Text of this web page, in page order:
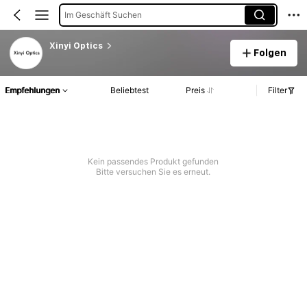
Im Geschäft Suchen
Xinyi Optics
Folgen
Empfehlungen Beliebtest Preis Filter
Kein passendes Produkt gefunden
Bitte versuchen Sie es erneut.